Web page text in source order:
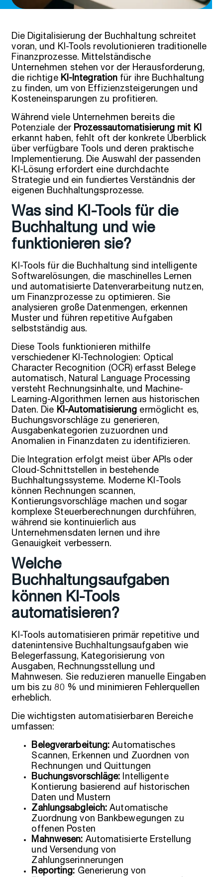
Die Digitalisierung der Buchhaltung schreitet
voran, und KI-Tools revolutionieren traditionelle
Finanzprozesse. Mittelständische
Unternehmen stehen vor der Herausforderung,
die richtige KI-Integration für ihre Buchhaltung
zu finden, um von Effizienzsteigerungen und
Kosteneinsparungen zu profitieren.
Während viele Unternehmen bereits die
Potenziale der Prozessautomatisierung mit KI
erkannt haben, fehlt oft der konkrete Überblick
über verfügbare Tools und deren praktische
Implementierung. Die Auswahl der passenden
KI-Lösung erfordert eine durchdachte
Strategie und ein fundiertes Verständnis der
eigenen Buchhaltungsprozesse.
Was sind KI-Tools für die
Buchhaltung und wie
funktionieren sie?
KI-Tools für die Buchhaltung sind intelligente
Softwarelösungen, die maschinelles Lernen
und automatisierte Datenverarbeitung nutzen,
um Finanzprozesse zu optimieren. Sie
analysieren große Datenmengen, erkennen
Muster und führen repetitive Aufgaben
selbstständig aus.
Diese Tools funktionieren mithilfe
verschiedener KI-Technologien: Optical
Character Recognition (OCR) erfasst Belege
automatisch, Natural Language Processing
versteht Rechnungsinhalte, und Machine-
Learning-Algorithmen lernen aus historischen
Daten. Die KI-Automatisierung ermöglicht es,
Buchungsvorschläge zu generieren,
Ausgabenkategorien zuzuordnen und
Anomalien in Finanzdaten zu identifizieren.
Die Integration erfolgt meist über APIs oder
Cloud-Schnittstellen in bestehende
Buchhaltungssysteme. Moderne KI-Tools
können Rechnungen scannen,
Kontierungsvorschläge machen und sogar
komplexe Steuerberechnungen durchführen,
während sie kontinuierlich aus
Unternehmensdaten lernen und ihre
Genauigkeit verbessern.
Welche
Buchhaltungsaufgaben
können KI-Tools
automatisieren?
KI-Tools automatisieren primär repetitive und
datenintensive Buchhaltungsaufgaben wie
Belegerfassung, Kategorisierung von
Ausgaben, Rechnungsstellung und
Mahnwesen. Sie reduzieren manuelle Eingaben
um bis zu 80 % und minimieren Fehlerquellen
erheblich.
Die wichtigsten automatisierbaren Bereiche
umfassen:
Belegverarbeitung: Automatisches
Scannen, Erkennen und Zuordnen von
Rechnungen und Quittungen
Buchungsvorschläge: Intelligente
Kontierung basierend auf historischen
Daten und Mustern
Zahlungsabgleich: Automatische
Zuordnung von Bankbewegungen zu
offenen Posten
Mahnwesen: Automatisierte Erstellung
und Versendung von
Zahlungserinnerungen
Reporting: Generierung von